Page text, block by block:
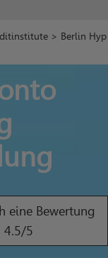
> Berlin Hyp
eine Bewertung
4.5/5